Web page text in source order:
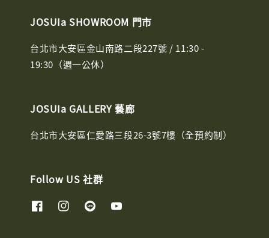
JOSUIa SHOWROOM 門市
台北市大安區金山南路二段227號 / 11:30 -
19:30（週一公休）
JOSUIa GALLERY 藝廊
台北市大安區仁愛路三段26-3號7樓（全預約制）
Follow US 社群